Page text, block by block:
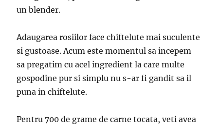
un blender.
Adaugarea rosiilor face chiftelute mai suculente
si gustoase. Acum este momentul sa incepem
sa pregatim cu acel ingredient la care multe
gospodine pur si simplu nu s-ar fi gandit sa il
puna in chiftelute.
Pentru 700 de grame de carne tocata, veti avea